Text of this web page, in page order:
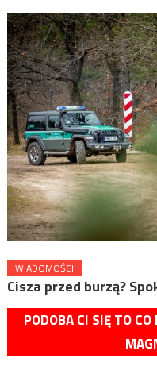
WIADOMOŚCI
Cisza przed burzą?
PODOBA CI SIĘ TO